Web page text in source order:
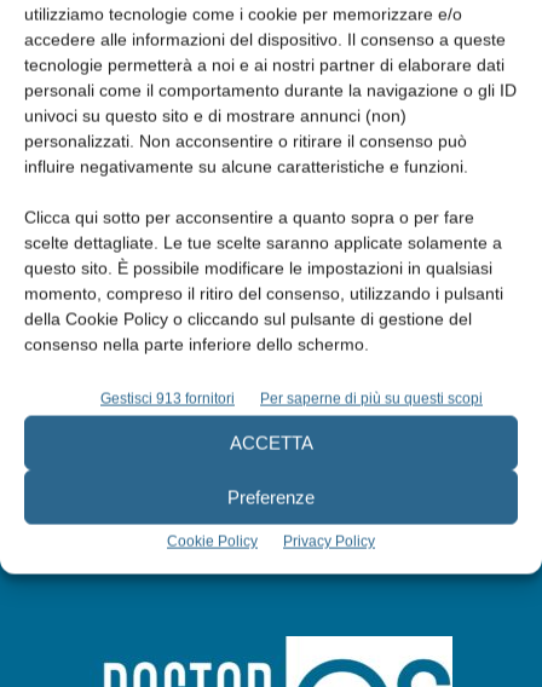
utilizziamo tecnologie come i cookie per memorizzare e/o
accedere alle informazioni del dispositivo. Il consenso a queste
tecnologie permetterà a noi e ai nostri partner di elaborare dati
personali come il comportamento durante la navigazione o gli ID
univoci su questo sito e di mostrare annunci (non)
personalizzati. Non acconsentire o ritirare il consenso può
influire negativamente su alcune caratteristiche e funzioni.
Clicca qui sotto per acconsentire a quanto sopra o per fare
scelte dettagliate. Le tue scelte saranno applicate solamente a
questo sito. È possibile modificare le impostazioni in qualsiasi
momento, compreso il ritiro del consenso, utilizzando i pulsanti
della Cookie Policy o cliccando sul pulsante di gestione del
consenso nella parte inferiore dello schermo.
Gestisci 913 fornitori Per saperne di più su questi scopi
ACCETTA
Preferenze
Cookie Policy Privacy Policy
Edicola web
Abbonati
Iscriviti alla newsletter